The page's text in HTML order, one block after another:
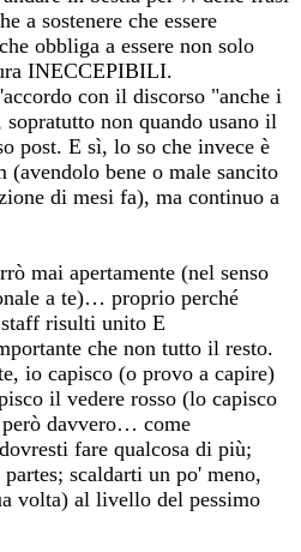
a sostenere che essere
obbliga a essere non solo
INECCEPIBILI.
con il discorso "anche i
non quando usano il
post. E sì, lo so che invece è
bene o male sancito
di mesi fa), ma continuo a
mai apertamente (nel senso
a te)… proprio perché
risulti unito E
che non tutto il resto.
io capisco (o provo a capire)
il vedere rosso (lo capisco
davvero… come
fare qualcosa di più;
scaldarti un po' meno,
volta) al livello del pessimo